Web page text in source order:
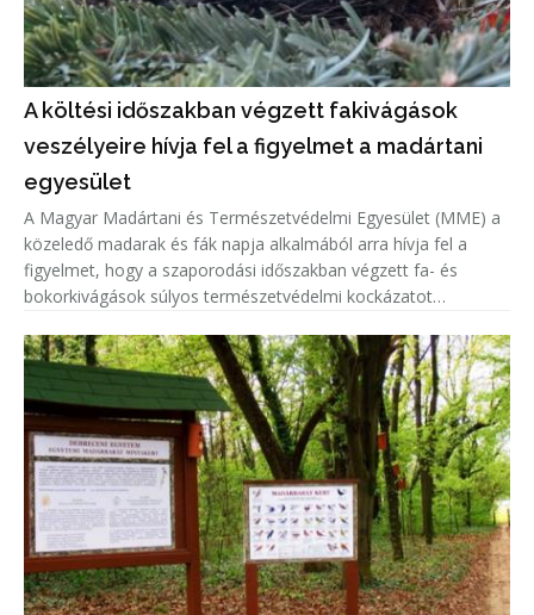
A költési időszakban végzett fakivágások
veszélyeire hívja fel a figyelmet a madártani
egyesület
A Magyar Madártani és Természetvédelmi Egyesület (MME) a
közeledő madarak és fák napja alkalmából arra hívja fel a
figyelmet, hogy a szaporodási időszakban végzett fa- és
bokorkivágások súlyos természetvédelmi kockázatot